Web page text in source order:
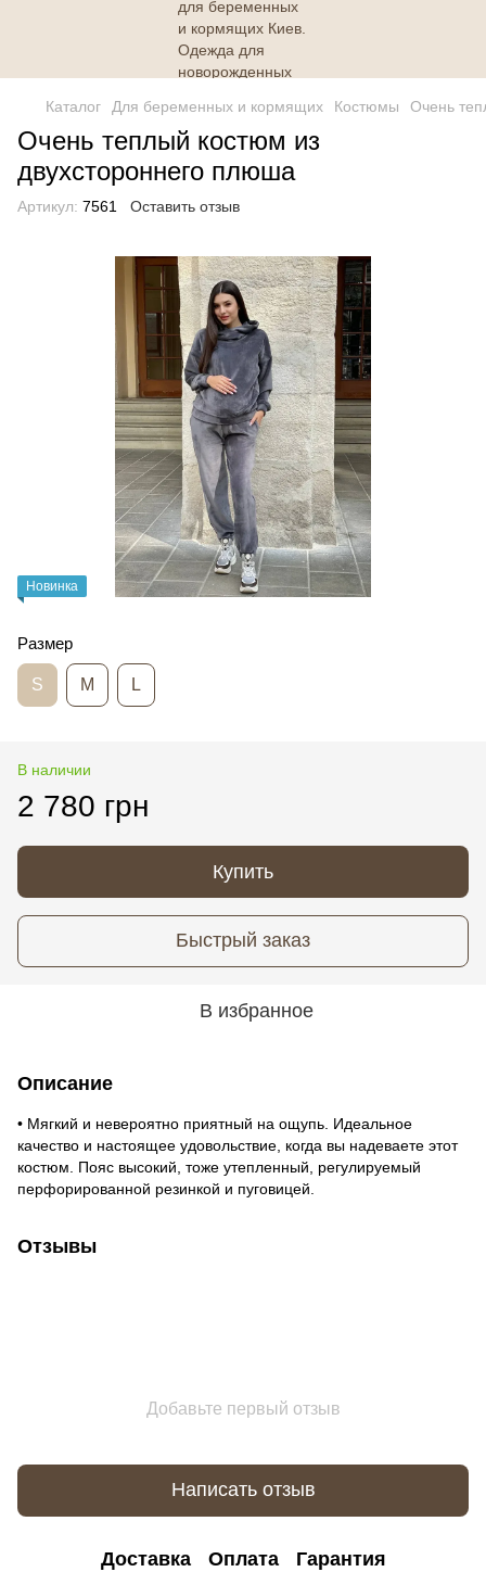
Каталог Для беременных и кормящих Костюмы Очень
Очень теплый костюм из
двухстороннего плюша
Артикул: 7561 Оставить отзыв
Новинка
Размер
S M L
В наличии
2 780 грн
Купить
Быстрый заказ
В избранное
Описание
• Мягкий и невероятно приятный на ощупь. Идеальное
качество и настоящее удовольствие, когда вы надеваете этот
костюм. Пояс высокий, тоже утепленный, регулируемый
перфорированной резинкой и пуговицей.
Отзывы
Добавьте первый отзыв
Написать отзыв
Доставка Оплата Гарантия